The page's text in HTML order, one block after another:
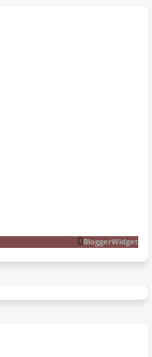
BloggerWidget